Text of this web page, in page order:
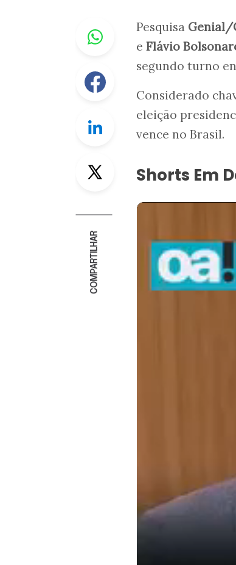
Whastapp
Facebook
Linkedin
COMPARTILHAR
Pesquisa Genial/
e Flávio
segundo turno
Considerado
eleição
vence no Brasil.
Shorts Em